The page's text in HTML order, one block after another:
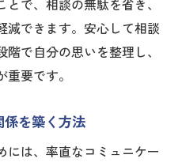
し最適な相談先を見極
弁護士選びを工夫する
士の特徴を解き明かす
で、相談の無駄を省き、
減できます。安心して相談
で自分の思いを整理し、
要です。
係を築く方法
には、率直なコミュニケー